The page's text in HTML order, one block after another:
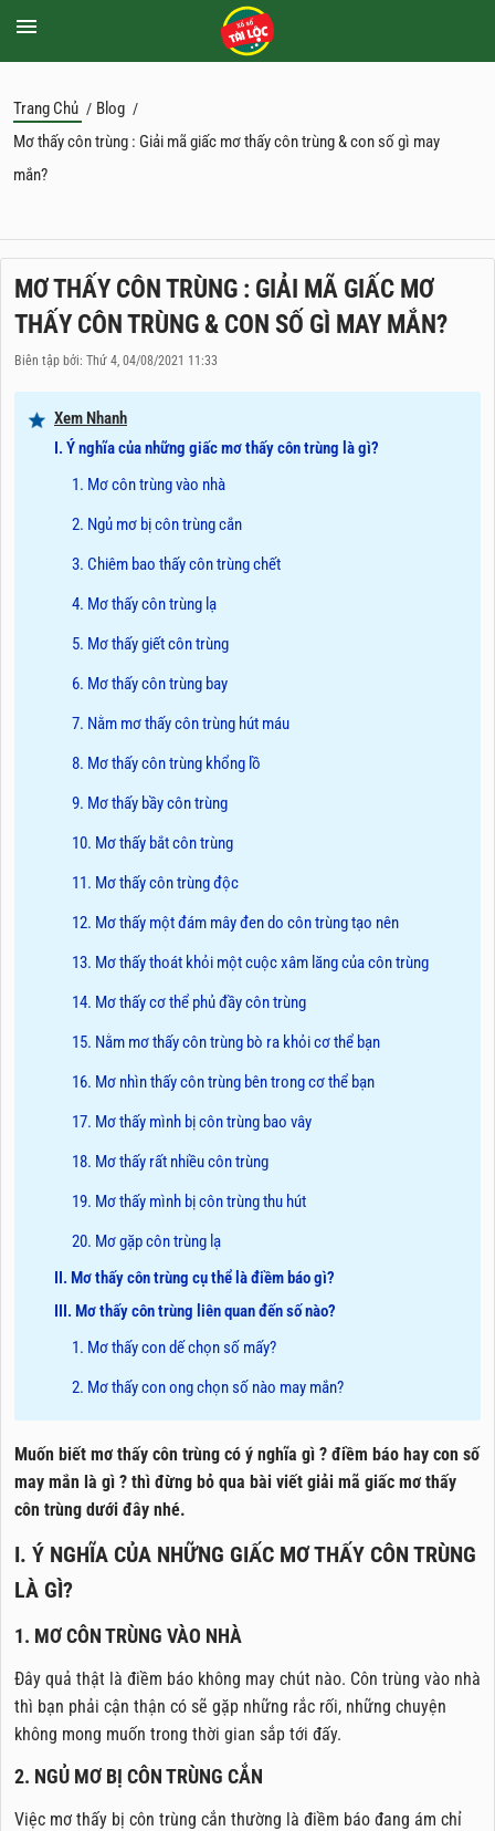
Trang Chủ / Blog /
Mơ thấy côn trùng : Giải mã giấc mơ thấy côn trùng & con số gì may
mắn?
MƠ THẤY CÔN TRÙNG : GIẢI MÃ GIẤC MƠ
THẤY CÔN TRÙNG & CON SỐ GÌ MAY MẮN?
Biên tập bởi: Thứ 4, 04/08/2021 11:33
Xem Nhanh
I. Ý nghĩa của những giấc mơ thấy côn trùng là gì?
1. Mơ côn trùng vào nhà
2. Ngủ mơ bị côn trùng cắn
3. Chiêm bao thấy côn trùng chết
4. Mơ thấy côn trùng lạ
5. Mơ thấy giết côn trùng
6. Mơ thấy côn trùng bay
7. Nằm mơ thấy côn trùng hút máu
8. Mơ thấy côn trùng khổng lồ
9. Mơ thấy bầy côn trùng
10. Mơ thấy bắt côn trùng
11. Mơ thấy côn trùng độc
12. Mơ thấy một đám mây đen do côn trùng tạo nên
13. Mơ thấy thoát khỏi một cuộc xâm lăng của côn trùng
14. Mơ thấy cơ thể phủ đầy côn trùng
15. Nằm mơ thấy côn trùng bò ra khỏi cơ thể bạn
16. Mơ nhìn thấy côn trùng bên trong cơ thể bạn
17. Mơ thấy mình bị côn trùng bao vây
18. Mơ thấy rất nhiều côn trùng
19. Mơ thấy mình bị côn trùng thu hút
20. Mơ gặp côn trùng lạ
II. Mơ thấy côn trùng cụ thể là điềm báo gì?
III. Mơ thấy côn trùng liên quan đến số nào?
1. Mơ thấy con dế chọn số mấy?
2. Mơ thấy con ong chọn số nào may mắn?
Muốn biết mơ thấy côn trùng có ý nghĩa gì ? điềm báo hay con số
may mắn là gì ? thì đừng bỏ qua bài viết giải mã giấc mơ thấy
côn trùng dưới đây nhé.
I. Ý NGHĨA CỦA NHỮNG GIẤC MƠ THẤY CÔN TRÙNG
LÀ GÌ?
1. MƠ CÔN TRÙNG VÀO NHÀ
Đây quả thật là điềm báo không may chút nào. Côn trùng vào nhà
thì bạn phải cận thận có sẽ gặp những rắc rối, những chuyện
không mong muốn trong thời gian sắp tới đấy.
2. NGỦ MƠ BỊ CÔN TRÙNG CẮN
Việc mơ thấy bị côn trùng cắn thường là điềm báo đang ám chỉ